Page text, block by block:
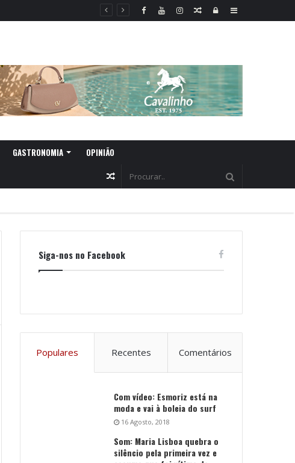
Sidebar
Log
Random
GASTRONOMIA OPINIÃO
Random
Siga-nos no Facebook
Populares Recentes Comentários
Com vídeo: Esmoriz está na
moda e vai à boleia do surf
16 Agosto, 2018
Som: Maria Lisboa quebra o
silêncio pela primeira vez e